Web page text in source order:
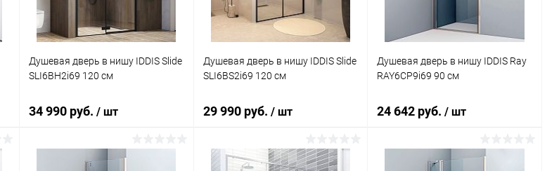
Душевая дверь в нишу IDDIS Slide
SLI6BH2i69 120 см
34 990 руб. / шт
Душевая дверь в нишу IDDIS Slide
SLI6BS2i69 120 см
29 990 руб. / шт
Душевая дверь в нишу IDDIS Ray
RAY6CP9i69 90 см
24 642 руб./ шт